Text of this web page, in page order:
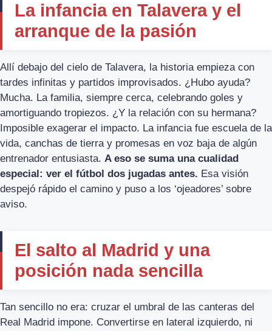
La infancia en Talavera y el
arranque de la pasión
Allí debajo del cielo de Talavera, la historia empieza con
tardes infinitas y partidos improvisados. ¿Hubo ayuda?
Mucha. La familia, siempre cerca, celebrando goles y
amortiguando tropiezos. ¿Y la relación con su hermana?
Imposible exagerar el impacto. La infancia fue escuela de la
vida, canchas de tierra y promesas en voz baja de algún
entrenador entusiasta. A eso se suma una cualidad
especial: ver el fútbol dos jugadas antes. Esa visión
despejó rápido el camino y puso a los ‘ojeadores’ sobre
aviso.
El salto al Madrid y una
posición nada sencilla
Tan sencillo no era: cruzar el umbral de las canteras del
Real Madrid impone. Convertirse en lateral izquierdo, ni